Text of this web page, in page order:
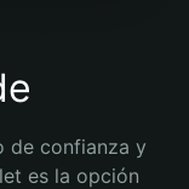
de confianza y
es la opción